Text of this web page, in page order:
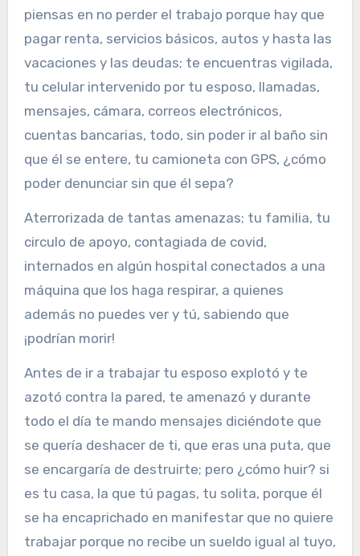
piensas en no perder el trabajo porque hay que
pagar renta, servicios básicos, autos y hasta las
vacaciones y las deudas; te encuentras vigilada,
tu celular intervenido por tu esposo, llamadas,
mensajes, cámara, correos electrónicos,
cuentas bancarias, todo, sin poder ir al baño sin
que él se entere, tu camioneta con GPS, ¿cómo
poder denunciar sin que él sepa?
Aterrorizada de tantas amenazas; tu familia, tu
circulo de apoyo, contagiada de covid,
internados en algún hospital conectados a una
máquina que los haga respirar, a quienes
además no puedes ver y tú, sabiendo que
¡podrían morir!
Antes de ir a trabajar tu esposo explotó y te
azotó contra la pared, te amenazó y durante
todo el día te mando mensajes diciéndote que
se quería deshacer de ti, que eras una puta, que
se encargaría de destruirte; pero ¿cómo huir? si
es tu casa, la que tú pagas, tu solita, porque él
se ha encaprichado en manifestar que no quiere
trabajar porque no recibe un sueldo igual al tuyo,